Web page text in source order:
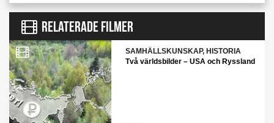
RELATERADE FILMER
SAMHÄLLSKUNSKAP, HISTORIA
Två världsbilder – USA och Ryssland